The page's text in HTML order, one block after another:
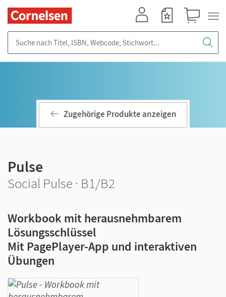
Zugehörige Produkte anzeigen
Pulse
Social Pulse · B1/B2
Workbook mit herausnehmbarem
Lösungsschlüssel
Mit PagePlayer-App und interaktiven
Übungen